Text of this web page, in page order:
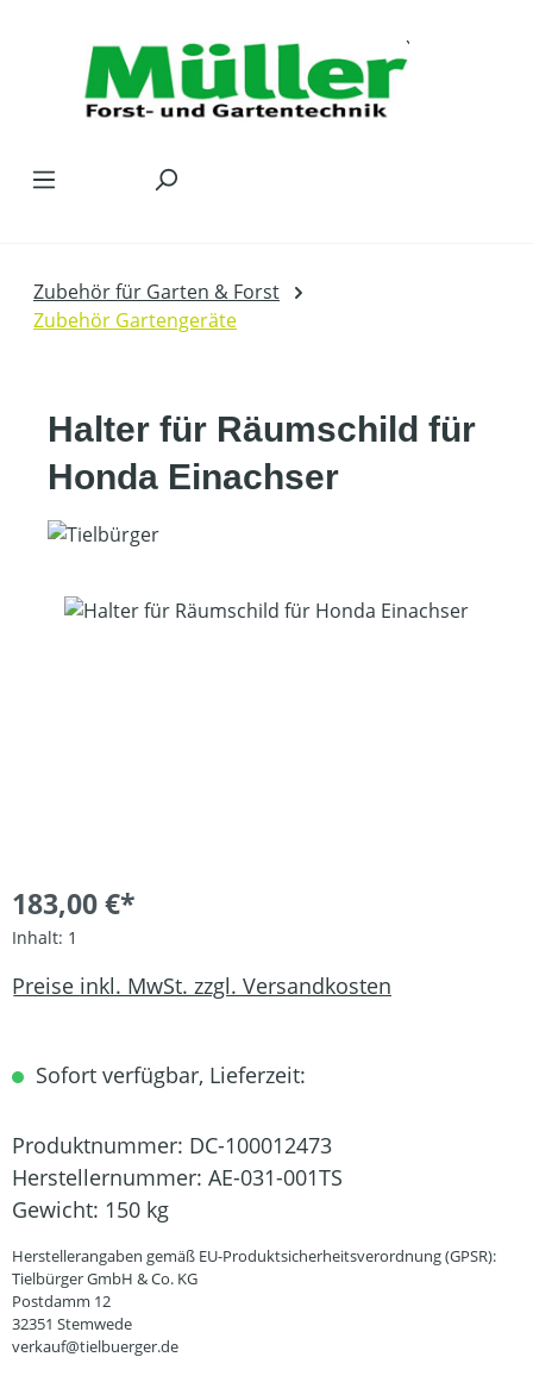
Zubehör für Garten & Forst
Zubehör Gartengeräte
Halter für Räumschild für
Honda Einachser
Bildergalerie überspringen
183,00 €*
Inhalt: 1
Preise inkl. MwSt. zzgl. Versandkosten
Sofort verfügbar, Lieferzeit:
Produktnummer: DC-100012473
Herstellernummer: AE-031-001TS
Gewicht: 150 kg
Herstellerangaben gemäß EU-Produktsicherheitsverordnung (GPSR):
Tielbürger GmbH & Co. KG
Postdamm 12
32351 Stemwede
verkauf@tielbuerger.de